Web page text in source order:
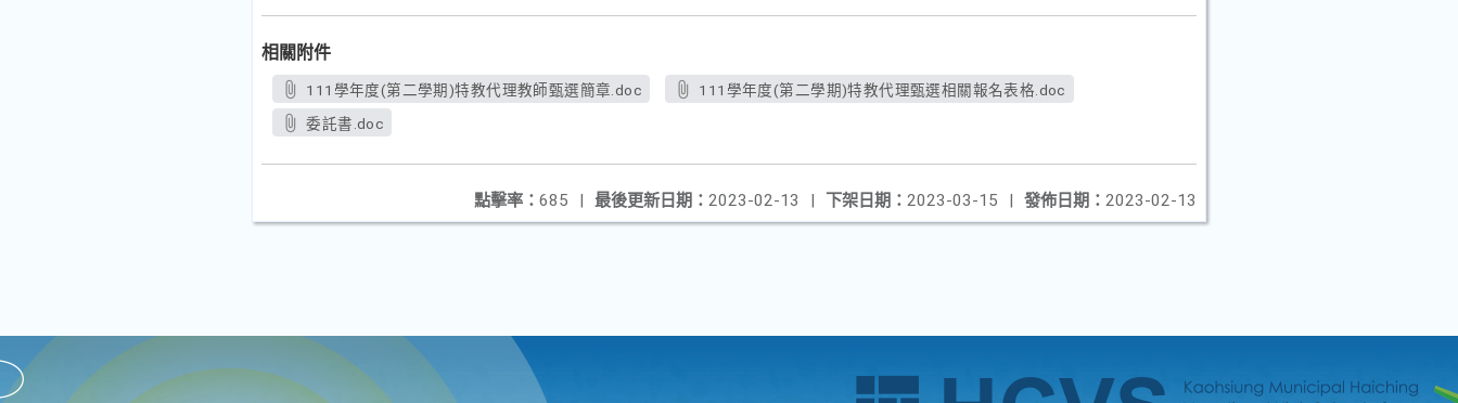
相關附件
111學年度(第二學期)特教代理教師甄選簡章.doc
111學年度(第二學期)特教代理甄選相關報名表格.doc
委託書.doc
發佈日期： 2023-02-13
下架日期： 2023-03-15 |
最後更新日期： 2023-02-13 |
點擊率： 685 |